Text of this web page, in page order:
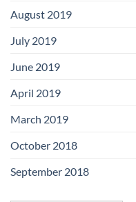
August 2019
July 2019
June 2019
April 2019
March 2019
October 2018
September 2018